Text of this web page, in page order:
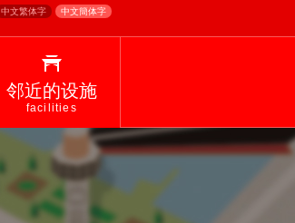
中文繁体字 中文簡体字
邻近的设施
facilities